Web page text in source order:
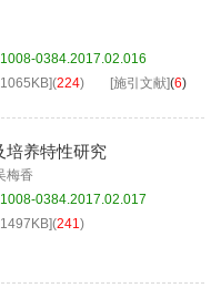
0384.2017.02.016
1065KB](224) [施引文献](6)
培养特性研究
梅香
0384.2017.02.017
1497KB](241)